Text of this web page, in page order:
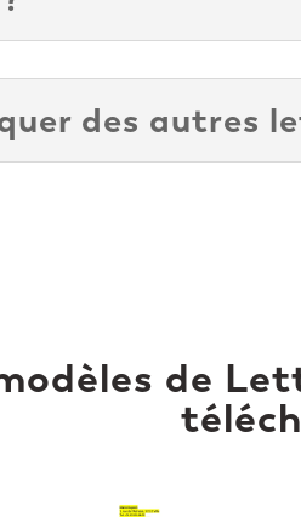
des autres
de